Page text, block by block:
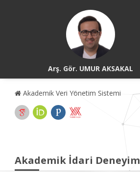
Arş. Gör. UMUR AKSAKAL
Akademik Veri Yönetim Sistemi
Akademik İdari Deneyim